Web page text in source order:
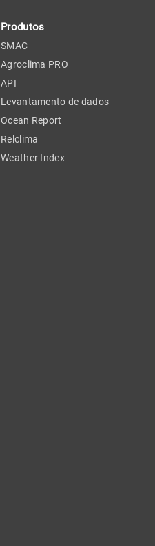
Produtos
SMAC
Agroclima PRO
API
Levantamento de dados
Ocean Report
Relclima
Weather Index